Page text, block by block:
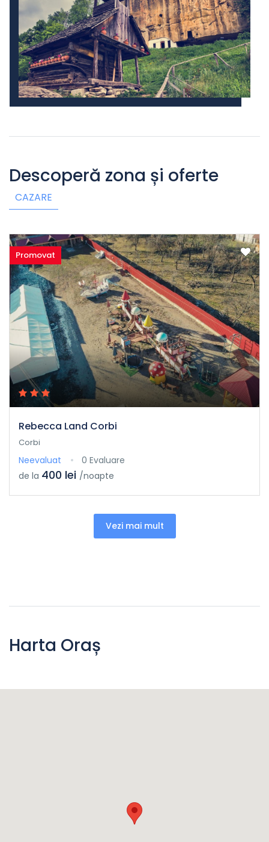
Descoperă zona și oferte
CAZARE
Promovat
Rebecca Land Corbi
Corbi
Neevaluat
0 Evaluare
de la 400 lei /noapte
Vezi mai mult
Harta Oraș